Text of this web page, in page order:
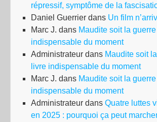
répressif, symptôme de la
Daniel Guerrier dans Un film
Marc J. dans Maudite soit la
indispensable du moment
Administrateur dans Maudite soit
livre indispensable du moment
Marc J. dans Maudite soit la
indispensable du moment
Administrateur dans Quatre luttes
en 2025 : pourquoi ça peut